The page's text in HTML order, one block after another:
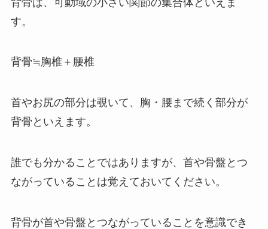
す。
背骨≒胸椎＋腰椎
首やお尻の部分は覗いて、胸・腰まで続く部分が
背骨といえます。
誰でも分かることではありますが、首や骨盤とつ
ながっていることは覚えておいてください。
背骨が首や骨盤とつながっていることを意識でき